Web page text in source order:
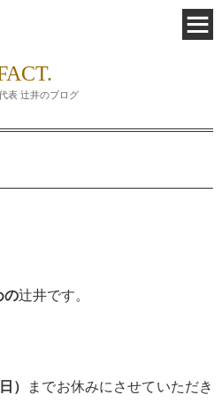
表 辻井のブログ
の辻井です。
）
までお休みにさせていただき